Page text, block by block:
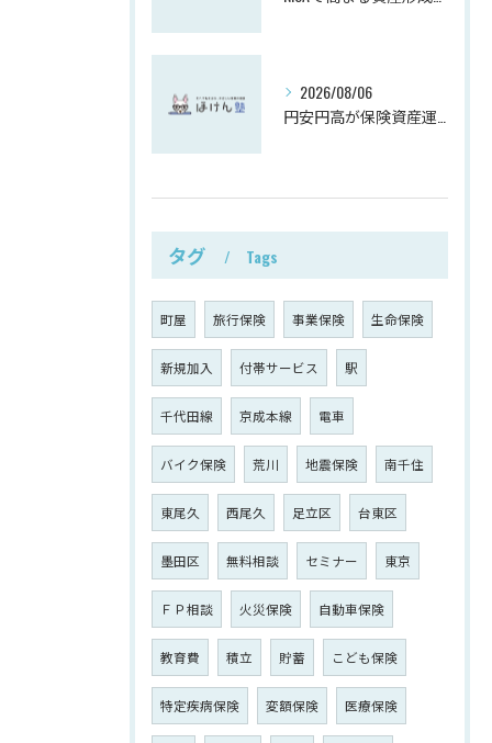
2026/08/06
タグ Tags
町屋 旅行保険 事業保険 生命保険
新規加入 付帯サービス 駅
千代田線 京成本線 電車
バイク保険 荒川 地震保険 南千住
東尾久 西尾久 足立区 台東区
墨田区 無料相談 セミナー 東京
ＦＰ相談 火災保険 自動車保険
教育費 積立 貯蓄 こども保険
特定疾病保険 変額保険 医療保険